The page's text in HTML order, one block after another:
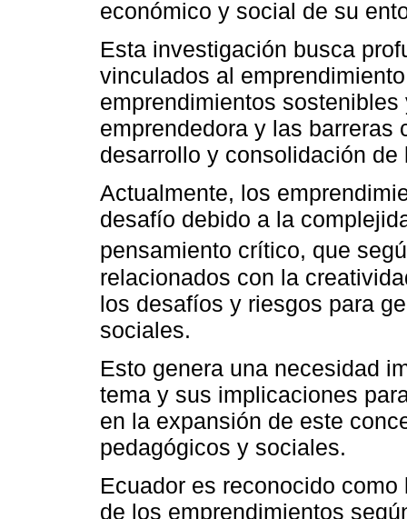
económico y social de su
Esta investigación busca
vinculados al
emprendimientos
emprendedora y las
desarrollo y consolidación
Actualmente, los
desafío debido a la
pensamiento crítico, que
relacionados con la
los desafíos y riesgos para
sociales.
Esto genera una necesidad
tema y sus implicaciones
en la expansión de este
pedagógicos y sociales.
Ecuador es reconocido
de los emprendimientos